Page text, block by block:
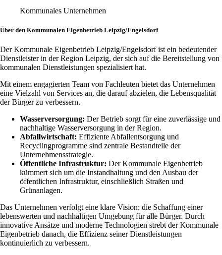
Kommunales Unternehmen
Über den Kommunalen Eigenbetrieb Leipzig/Engelsdorf
Der Kommunale Eigenbetrieb Leipzig/Engelsdorf ist ein bedeutender
Dienstleister in der Region Leipzig, der sich auf die Bereitstellung von
kommunalen Dienstleistungen spezialisiert hat.
Mit einem engagierten Team von Fachleuten bietet das Unternehmen
eine Vielzahl von Services an, die darauf abzielen, die Lebensqualität
der Bürger zu verbessern.
Wasserversorgung: Der Betrieb sorgt für eine zuverlässige und
nachhaltige Wasserversorgung in der Region.
Abfallwirtschaft: Effiziente Abfallentsorgung und
Recyclingprogramme sind zentrale Bestandteile der
Unternehmensstrategie.
Öffentliche Infrastruktur: Der Kommunale Eigenbetrieb
kümmert sich um die Instandhaltung und den Ausbau der
öffentlichen Infrastruktur, einschließlich Straßen und
Grünanlagen.
Das Unternehmen verfolgt eine klare Vision: die Schaffung einer
lebenswerten und nachhaltigen Umgebung für alle Bürger. Durch
innovative Ansätze und moderne Technologien strebt der Kommunale
Eigenbetrieb danach, die Effizienz seiner Dienstleistungen
kontinuierlich zu verbessern.